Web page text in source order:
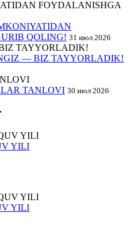
QOLING! 31 июл 2026
— BIZ TAYYORLADIK!
TANLOVI 30 июл 2026
YILI
YILI